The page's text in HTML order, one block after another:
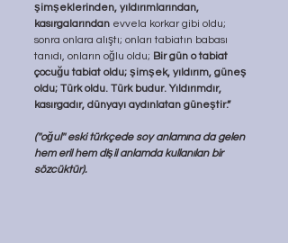
şimşeklerinden, yıldırımlarından,
kasırgalarından evvela korkar gibi oldu;
sonra onlara alıştı; onları tabiatın babası
tanıdı, onların oğlu oldu; Bir gün o tabiat
çocuğu tabiat oldu; şimşek, yıldırım, güneş
oldu; Türk oldu. Türk budur. Yıldırımdır,
kasırgadır, dünyayı aydınlatan güneştir.”
(''oğul'' eski türkçede soy anlamına da gelen
hem eril hem dişil anlamda kullanılan bir
sözcüktür).